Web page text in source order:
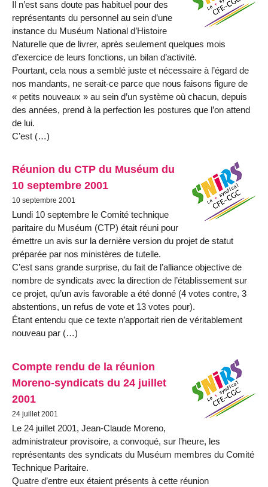
Il n’est sans doute pas habituel pour des
représentants du personnel au sein d’une
instance du Muséum National d’Histoire
Naturelle que de livrer, après seulement quelques mois
d’exercice de leurs fonctions, un bilan d’activité.
Pourtant, cela nous a semblé juste et nécessaire à l’égard de
nos mandants, ne serait-ce parce que nous faisons figure de
« petits nouveaux » au sein d’un système où chacun, depuis
des années, prend à la perfection les postures que l’on attend
de lui.
C’est (…)
Réunion du CTP du Muséum du
10 septembre 2001
10 septembre 2001
Lundi 10 septembre le Comité technique
paritaire du Muséum (CTP) était réuni pour
émettre un avis sur la dernière version du projet de statut
préparée par nos ministères de tutelle.
C’est sans grande surprise, du fait de l’alliance objective de
nombre de syndicats avec la direction de l’établissement sur
ce projet, qu’un avis favorable a été donné (4 votes contre, 3
abstentions, un refus de vote et 13 votes pour).
Étant entendu que ce texte n’apportait rien de véritablement
nouveau par (…)
Compte rendu de la réunion
Moreno-syndicats du 24 juillet
2001
24 juillet 2001
Le 24 juillet 2001, Jean-Claude Moreno,
administrateur provisoire, a convoqué, sur l’heure, les
représentants des syndicats du Muséum membres du Comité
Technique Paritaire.
Quatre d’entre eux étaient présents à cette réunion